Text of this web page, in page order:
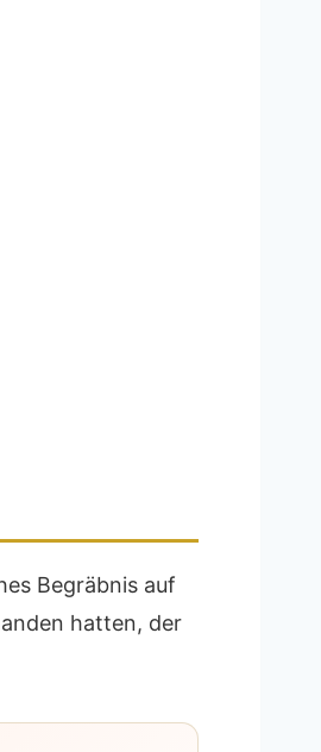
Begräbnis auf
hatten, der